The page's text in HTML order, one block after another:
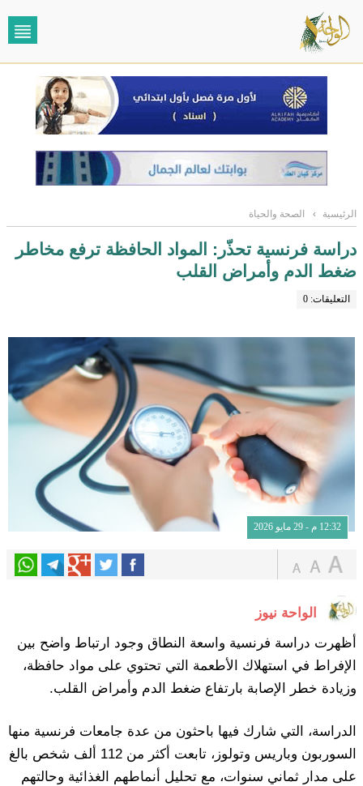
الرئيسية › الصحة والحياة
دراسة فرنسية تحذّر: المواد الحافظة ترفع مخاطر
ضغط الدم وأمراض القلب
التعليقات: 0
12:32 م - 29 مايو 2026
الواحة نيوز
أظهرت دراسة فرنسية واسعة النطاق وجود ارتباط واضح بين
الإفراط في استهلاك الأطعمة التي تحتوي على مواد حافظة،
وزيادة خطر الإصابة بارتفاع ضغط الدم وأمراض القلب.
الدراسة، التي شارك فيها باحثون من عدة جامعات فرنسية منها
السوربون وباريس وتولوز، تابعت أكثر من 112 ألف شخص بالغ
على مدار ثماني سنوات، مع تحليل أنماطهم الغذائية وحالتهم